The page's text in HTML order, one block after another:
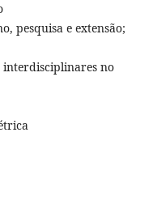
pesquisa e extensão;
interdisciplinares no